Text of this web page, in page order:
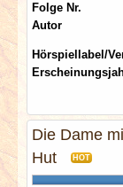
Folge Nr.
Autor
Hörspiellabel/
Die Dame
Hut
HOT